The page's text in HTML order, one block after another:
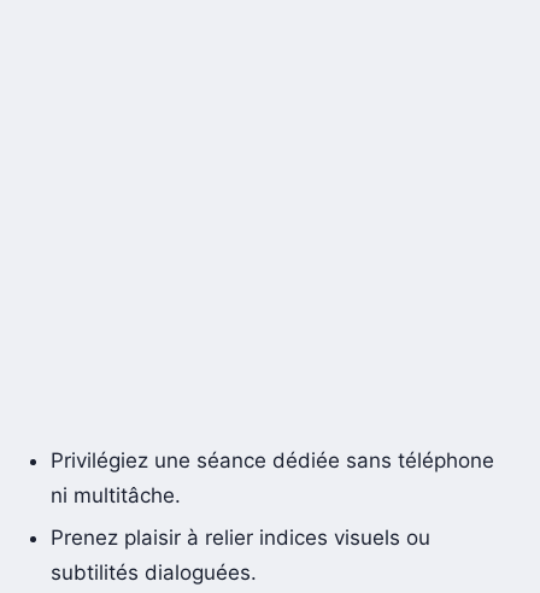
Privilégiez une séance dédiée sans téléphone
ni multitâche.
Prenez plaisir à relier indices visuels ou
subtilités dialoguées.